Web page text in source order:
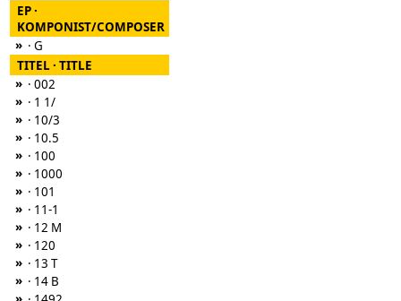
EP ·
KOMPONIST/COMPOSER
» · G
TITEL · TITLE
» · 002
» · 1 1/
» · 10/3
» · 10.5
» · 100
» · 1000
» · 101
» · 11-1
» · 12 M
» · 120
» · 13 T
» · 14 B